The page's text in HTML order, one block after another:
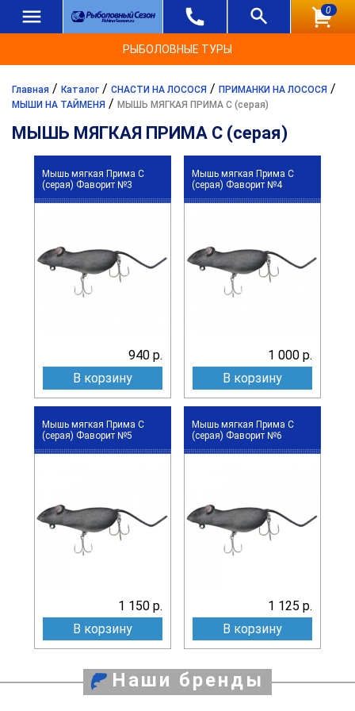
0
РЫБОЛОВНЫЕ ТУРЫ
Главная / Каталог / СНАСТИ НА ЛОСОСЯ / ПРИМАНКИ НА ЛОСОСЯ /
МЫШИ НА ТАЙМЕНЯ / МЫШЬ МЯГКАЯ ПРИМА С (серая)
МЫШЬ МЯГКАЯ ПРИМА С (серая)
Мышь мягкая Прима С
(серая) Фаворит №3
940 р.
В корзину
Мышь мягкая Прима С
(серая) Фаворит №4
1 000 р.
В корзину
Мышь мягкая Прима С
(серая) Фаворит №5
1 150 р.
В корзину
Мышь мягкая Прима С
(серая) Фаворит №6
1 125 р.
В корзину
Наши бренды